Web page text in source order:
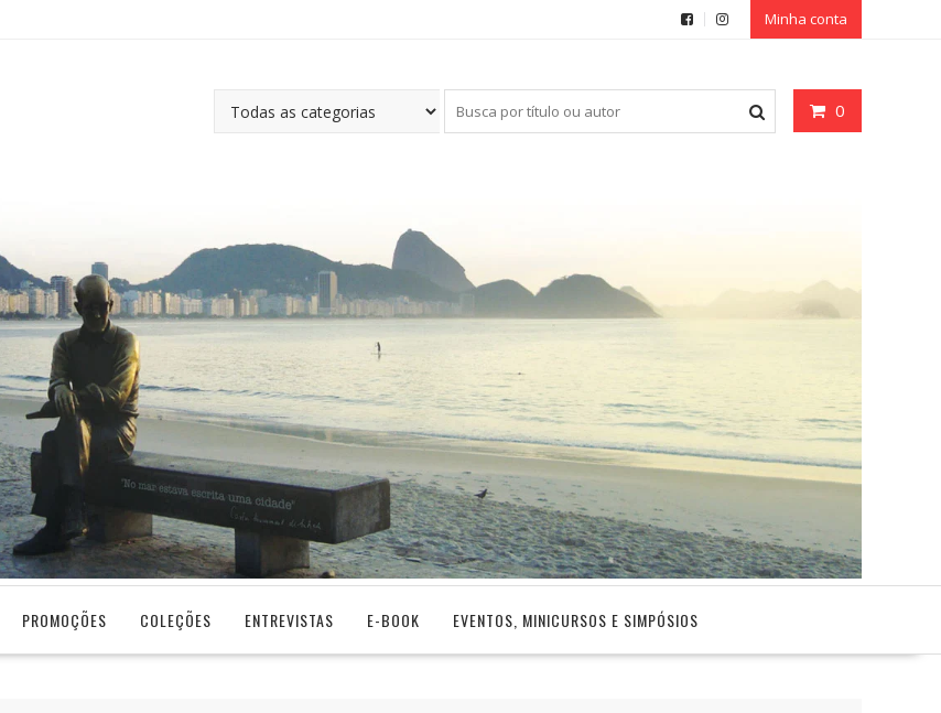
Minha conta
0
PROMOÇÕES COLEÇÕES ENTREVISTAS E-BOOK EVENTOS, MINICURSOS E SIMPÓSIOS